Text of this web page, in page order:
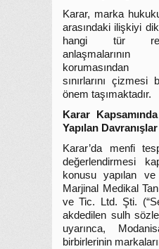
Karar, marka
arasındaki ilişkiyi
hangi tür
korumasından
sınırlarını çizmesi
önem taşımaktadır.
Karar
Yapılan Davranışlar
Karar’da menfi
değerlendirmesi
konusu yapılan
Marjinal Medikal
ve Tic. Ltd. Şti.
akdedilen sulh
uyarınca,
birbirlerinin